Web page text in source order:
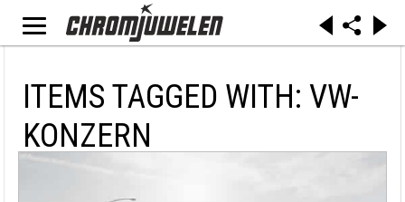
ITEMS TAGGED WITH: VW-
KONZERN